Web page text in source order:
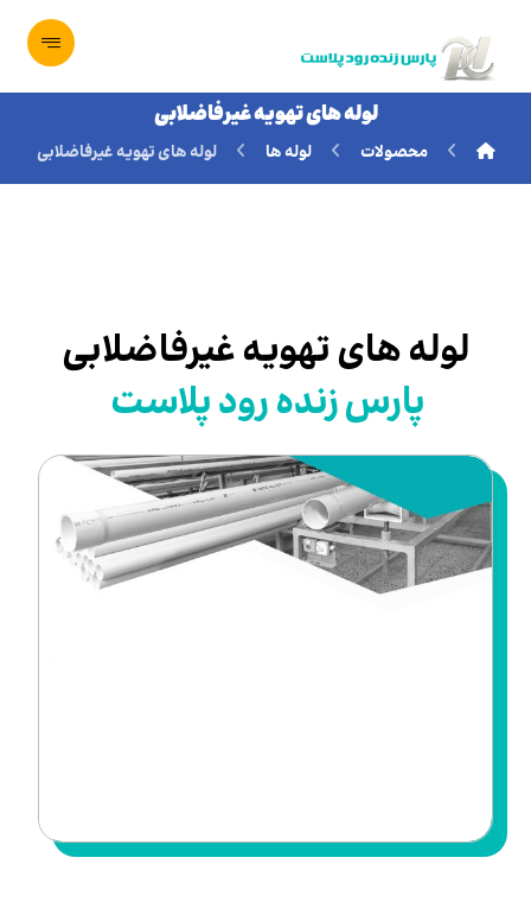
لوله های تهویه غیرفاضلابی
محصولات لوله ها لوله های تهویه غیرفاضلابی
لوله های تهویه غیرفاضلابی
پارسزنده رود پلاست